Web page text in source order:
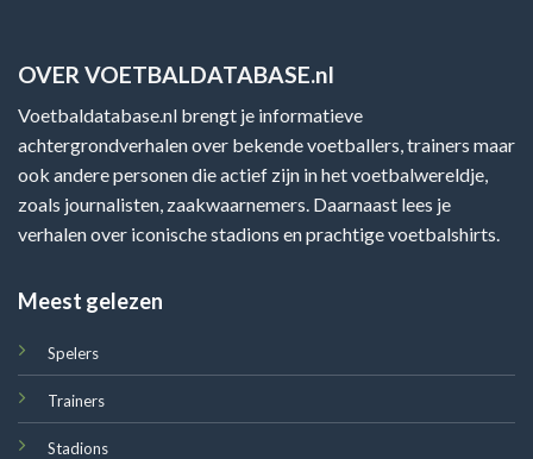
OVER VOETBALDATABASE.nl
Voetbaldatabase.nl brengt je informatieve
achtergrondverhalen over bekende voetballers, trainers maar
ook andere personen die actief zijn in het voetbalwereldje,
zoals journalisten, zaakwaarnemers. Daarnaast lees je
verhalen over iconische stadions en prachtige voetbalshirts.
Meest gelezen
Spelers
Trainers
Stadions